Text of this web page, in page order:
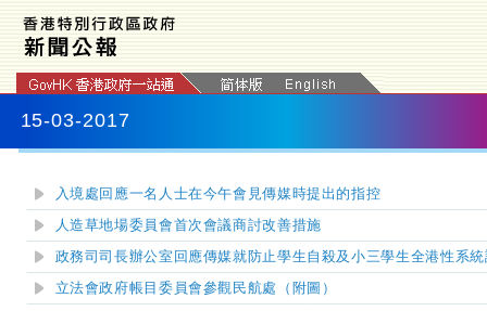
15-03-2017
入境處回應一名人士在今午會見傳媒時提出的指控
人造草地場委員會首次會議商討改善措施
政務司司長辦公室回應傳媒就防止學生自殺及小三學生全港性系
立法會政府帳目委員會參觀民航處（附圖）